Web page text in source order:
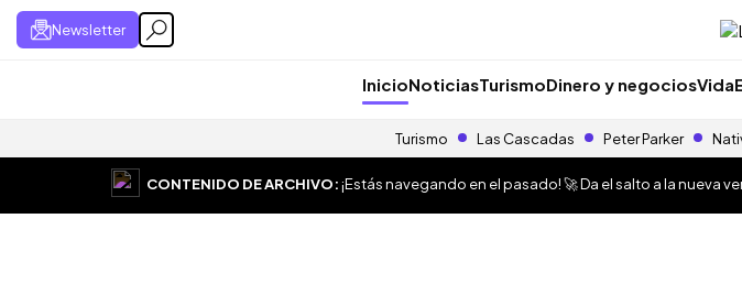
Newsletter
InicioNoticiasTurismoDinero y negociosVida
Turismo Las Cascadas Peter Parker
CONTENIDO DE ARCHIVO:¡Estás navegando en el pasado! 🚀 Da el salto a la nueva